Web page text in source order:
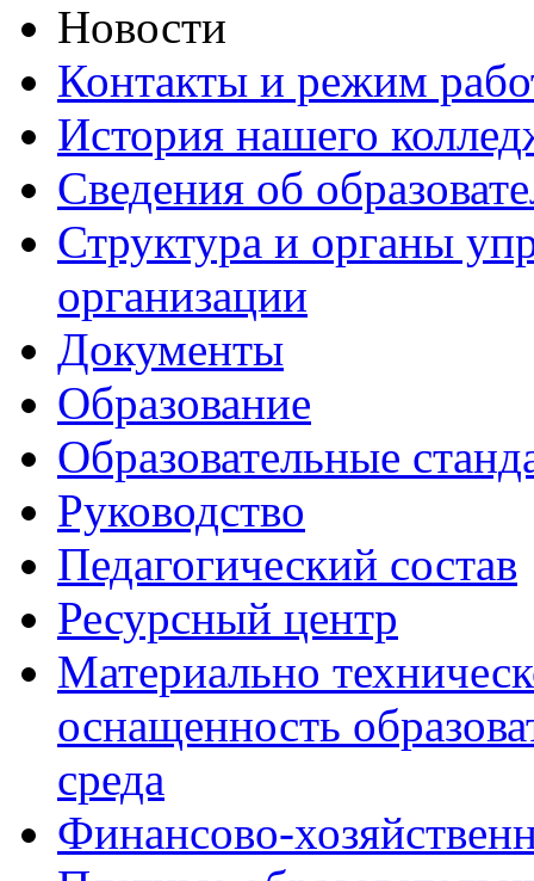
Новости
Контакты и режим
История нашего
Сведения об
Структура и органы
организации
Документы
Образование
Образовательные
Руководство
Педагогический состав
Ресурсный центр
Материально
оснащенность
среда
Финансово-